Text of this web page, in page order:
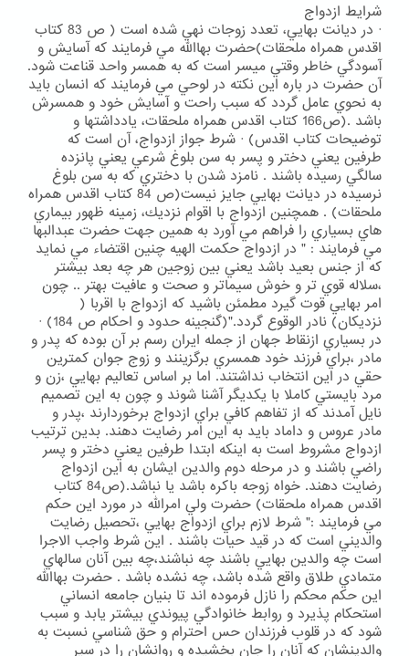
شرايط ازدواج
· در ديانت بهايي، تعدد زوجات نهي شده است ( ص 83 كتاب
اقدس همراه ملحقات)حضرت بهاالله مي فرمايند كه آسايش و
آسودگي خاطر وقتي ميسر است كه به همسر واحد قناعت شود.
آن حضرت در باره اين نكته در لوحي مي فرمايند كه انسان بايد
به نحوي عامل گردد كه سبب راحت و آسايش خود و همسرش
باشد .(ص166 كتاب اقدس همراه ملحقات، يادداشتها و
توضيحات كتاب اقدس) · شرط جواز ازدواج، آن است كه
طرفين يعني دختر و پسر به سن بلوغ شرعي يعني پانزده
سالگي رسيده باشند . نامزد شدن با دختري كه به سن بلوغ
نرسيده در ديانت بهايي جايز نيست(ص 84 كتاب اقدس همراه
ملحقات) . همچنين ازدواج با اقوام نزديك، زمينه ظهور بيماري
هاي بسياري را فراهم مي آورد به همين جهت حضرت عبدالبها
مي فرمايند : " در ازدواج حكمت الهيه چنين اقتضاء مي نمايد
كه از جنس بعيد باشد يعني بين زوجين هر چه بعد بيشتر
،سلاله قوي تر و خوش سيماتر و صحت و عافيت بهتر .. چون
امر بهايي قوت گيرد مطمئن باشيد كه ازدواج با اقربا (
نزديكان) نادر الوقوع گردد."(گنجينه حدود و احكام ص 184) ·
در بسياري ازنقاط جهان از جمله ايران رسم بر آن بوده كه پدر و
مادر ،براي فرزند خود همسري برگزينند و زوج جوان كمترين
حقي در اين انتخاب نداشتند. اما بر اساس تعاليم بهايي ،زن و
مرد بايستي كاملا با يكديگر آشنا شوند و چون به اين تصميم
نايل آمدند كه از تفاهم كافي براي ازدواج برخوردارند ،پدر و
مادر عروس و داماد بايد به اين امر رضايت دهند. بدين ترتيب
ازدواج مشروط است به اينكه ابتدا طرفين يعني دختر و پسر
راضي باشند و در مرحله دوم والدين ايشان به اين ازدواج
رضايت دهند. خواه زوجه باكره باشد يا نباشد.(ص84 كتاب
اقدس همراه ملحقات) حضرت ولي امرالله در مورد اين حكم
مي فرمايند :" شرط لازم براي ازدواج بهايي ،تحصيل رضايت
والديني است كه در قيد حيات باشند . اين شرط واجب الاجرا
است چه والدين بهايي باشند چه نباشند،چه بين آنان سالهاي
متمادي طلاق واقع شده باشد، چه نشده باشد . حضرت بهاالله
اين حكم محكم را نازل فرموده اند تا بنيان جامعه انساني
استحكام پذيرد و روابط خانوادگي پيوندي بيشتر يابد و سبب
شود كه در قلوب فرزندان حس احترام و حق شناسي نسبت به
والدينشان كه آنان را جان بخشيده و روانشان را در سير